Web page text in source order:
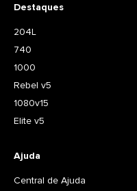
Destaques
204L
740
1000
Rebel v5
1080v15
Elite v5
Ajuda
Central de Ajuda